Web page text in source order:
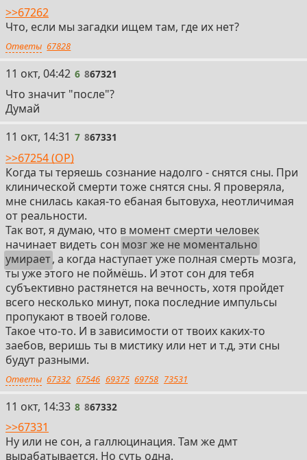
>>67262
Что, если мы загадки ищем там, где их нет?
Ответы 67828
6
11 окт, 04:42 6 867321
Что значит "после"?
Думай
7
11 окт, 14:31 7 867331
>>67254 (OP)
Когда ты теряешь сознание надолго - снятся сны. При
клинической смерти тоже снятся сны. Я проверяла,
мне снилась какая-то ебаная бытовуха, неотличимая
от реальности.
Так вот, я думаю, что в момент смерти человек
начинает видеть сон мозг же не моментально
умирает, а когда наступает уже полная смерть мозга,
ты уже этого не поймёшь. И этот сон для тебя
субъективно растянется на вечность, хотя пройдет
всего несколько минут, пока последние импульсы
пропукают в твоей голове.
Такое что-то. И в зависимости от твоих каких-то
заебов, веришь ты в мистику или нет и т.д, эти сны
будут разными.
Ответы 67332 67546 69375 69758 73531
8
11 окт, 14:33 8 867332
>>67331
Ну или не сон, а галлюцинация. Там же дмт
вырабатывается. Но суть одна.